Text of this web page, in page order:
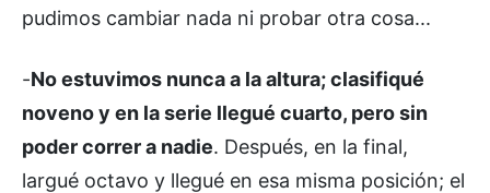
pudimos cambiar nada ni probar otra cosa...
-No estuvimos nunca a la altura; clasifiqué
noveno y en la serie llegué cuarto, pero sin
poder correr a nadie. Después, en la final,
largué octavo y llegué en esa misma posición; el